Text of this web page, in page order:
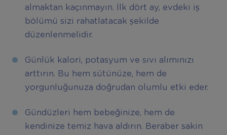
almaktan kaçınmayın. İlk dört ay, evdeki iş
bölümü sizi rahatlatacak şekilde
düzenlenmelidir.
Günlük kalori, potasyum ve sıvı alımınızı
arttırın. Bu hem sütünüze, hem de
yorgunluğunuza doğrudan olumlu etki eder.
Gündüzleri hem bebeğinize, hem de
kendinize temiz hava aldırın. Beraber sakin